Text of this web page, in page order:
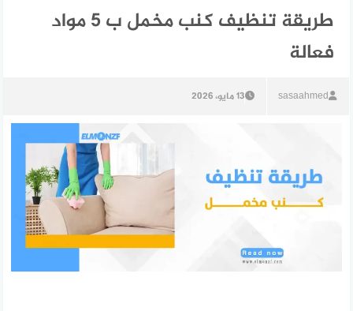
طريقة تنظيف كنب مخمل ب 5 مواد
فعالة
sasaahmed 13 مايو، 2026